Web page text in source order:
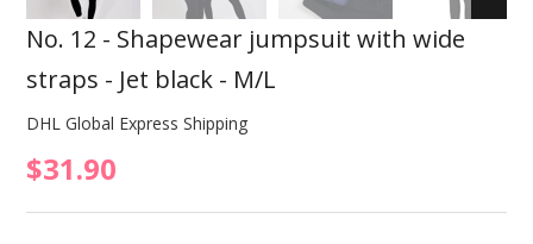
No. 12 - Shapewear jumpsuit with wide
straps - Jet black - M/L
DHL Global Express Shipping
$31.90